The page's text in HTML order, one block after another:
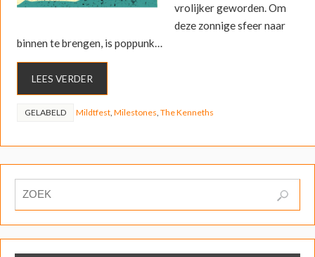
vrolijker geworden. Om
deze zonnige sfeer naar
binnen te brengen, is poppunk…
LEES VERDER
GELABELD Mildtfest, Milestones The Kenneths